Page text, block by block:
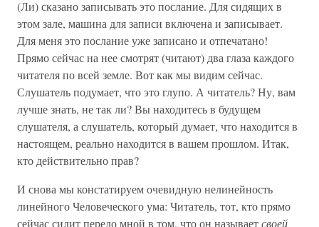
(Ли) сказано записывать это послание. Для сидящих в
этом зале, машина для записи включена и записывает.
Для меня это послание уже записано и отпечатано!
Прямо сейчас на нее смотрят (читают) два глаза каждого
читателя по всей земле. Вот как мы видим сейчас.
Слушатель подумает, что это глупо. А читатель? Ну, вам
лучше знать, не так ли? Вы находитесь в будущем
слушателя, а слушатель, который думает, что находится в
настоящем, реально находится в вашем прошлом. Итак,
кто действительно прав?
И снова мы констатируем очевидную нелинейность
линейного Человеческого ума: Читатель, тот, кто прямо
сейчас сидит передо мной в том, что он называетсвоей